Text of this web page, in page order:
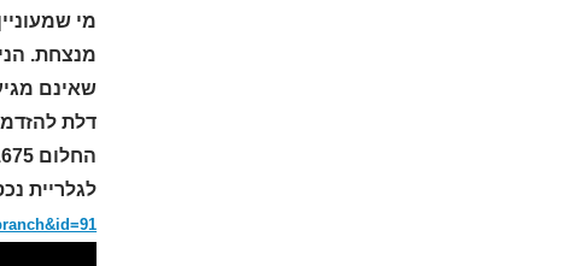
מי
מנצחת.
שאינם
החלום 052-2321675
לגלריית